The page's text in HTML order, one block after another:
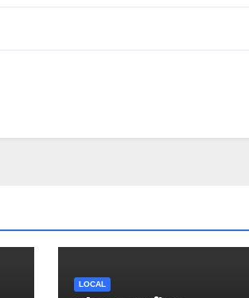
LOCAL